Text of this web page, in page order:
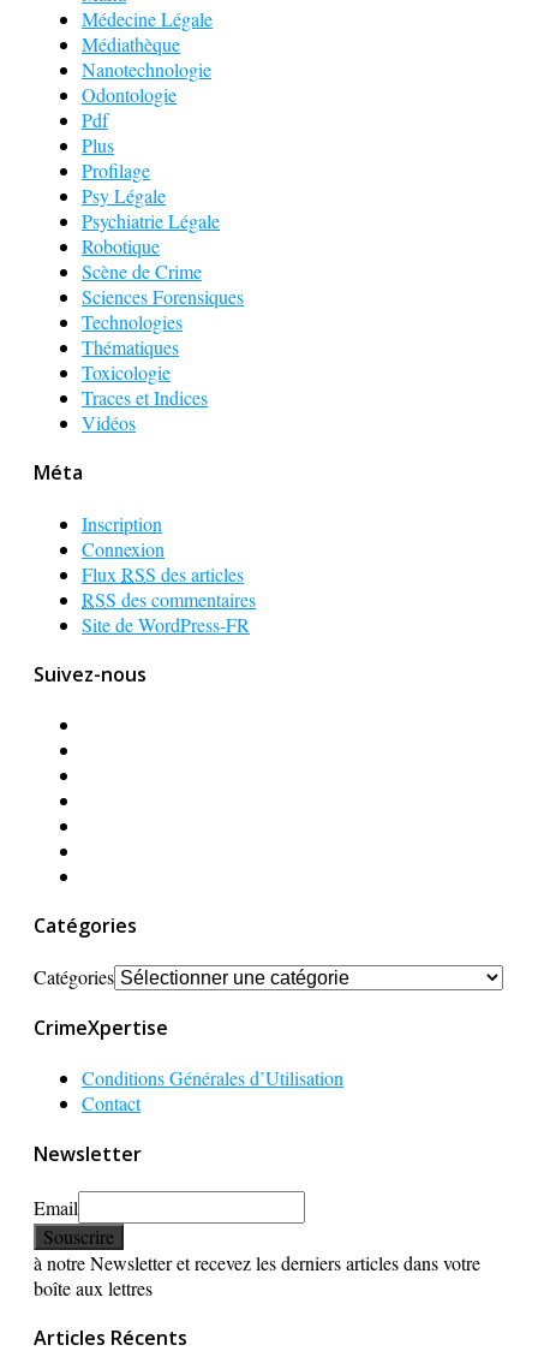
Médecine Légale
Médiathèque
Nanotechnologie
Odontologie
Pdf
Plus
Profilage
Psy Légale
Psychiatrie Légale
Robotique
Scène de Crime
Sciences Forensiques
Technologies
Thématiques
Toxicologie
Traces et Indices
Vidéos
Méta
Inscription
Connexion
Flux RSS des articles
RSS des commentaires
Site de WordPress-FR
Suivez-nous
Catégories
Catégories
CrimeXpertise
Conditions Générales d’Utilisation
Contact
Newsletter
Email
à notre Newsletter et recevez les derniers articles dans votre
boîte aux lettres
Articles Récents